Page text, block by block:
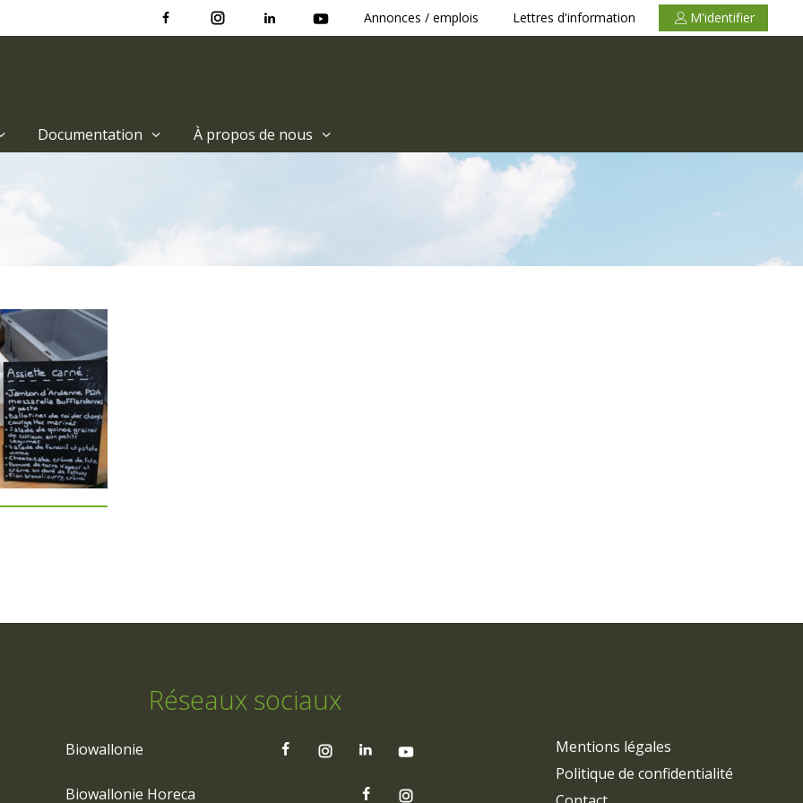
Annonces / emplois Lettres d'information M'identifier
Documentation À propos de nous
Réseaux sociaux
Biowallonie
Biowallonie Horeca
Mentions légales
Politique de confidentialité